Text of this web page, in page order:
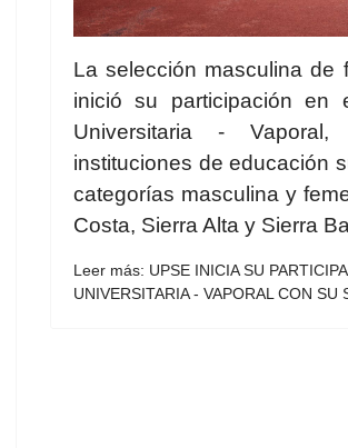
La selección masculina de
inició su participación en
Universitaria -
instituciones de educación
categorías masculina y
Costa, Sierra Alta y Sierra
Leer más: UPSE INICIA SU
UNIVERSITARIA - VAPORAL CON SU